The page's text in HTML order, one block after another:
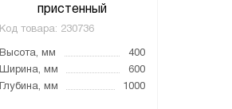
пристенный
Код товара: 230736
Высота, мм
400
Ширина, мм
600
Глубина, мм
1000